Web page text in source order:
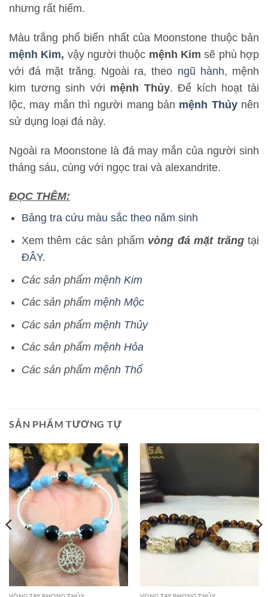
nhưng rất hiếm.
Màu trắng phổ biến nhất của Moonstone thuộc bản
mệnh Kim, vậy người thuộc mệnh Kim sẽ phù hợp
với đá mặt trăng. Ngoài ra, theo ngũ hành, mệnh
kim tương sinh với mệnh Thủy. Để kích hoạt tài
lộc, may mắn thì người mang bản mệnh Thủynên
sử dụng loại đá này.
Ngoài ra Moonstone là đá may mắn của người sinh
tháng sáu, cùng với ngọc trai và alexandrite.
ĐỌC THÊM:
Bảng tra cứu màu sắc theo năm sinh
Xem thêm các sản phẩm vòng đá mặt trăngtại
ĐÂY.
Các sản phẩm mệnh Kim
Các sản phẩm mệnh Mộc
Các sản phẩm mệnh Thủy
Các sản phẩm mệnh Hỏa
Các sản phẩm mệnh Thổ
SẢN PHẨM TƯƠNG TỰ